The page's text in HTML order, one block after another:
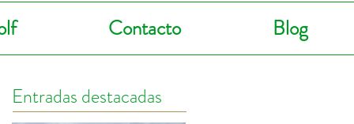
Contacto Blog
Entradas destacadas